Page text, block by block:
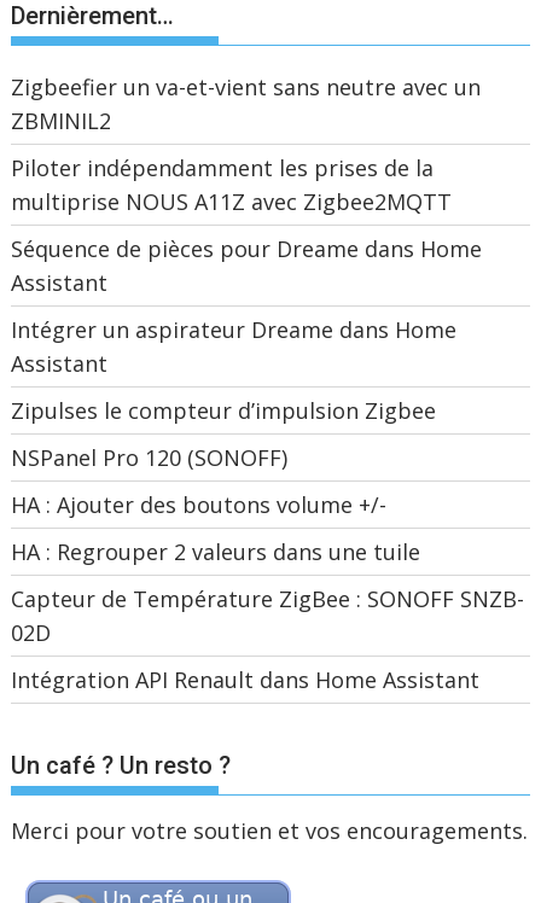
Dernièrement…
Zigbeefier un va-et-vient sans neutre avec un
ZBMINIL2
Piloter indépendamment les prises de la
multiprise NOUS A11Z avec Zigbee2MQTT
Séquence de pièces pour Dreame dans Home
Assistant
Intégrer un aspirateur Dreame dans Home
Assistant
Zipulses le compteur d’impulsion Zigbee
NSPanel Pro 120 (SONOFF)
HA : Ajouter des boutons volume +/-
HA : Regrouper 2 valeurs dans une tuile
Capteur de Température ZigBee : SONOFF SNZB-
02D
Intégration API Renault dans Home Assistant
Un café ? Un resto ?
Merci pour votre soutien et vos encouragements.